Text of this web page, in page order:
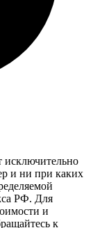
исключительно
и ни при каких
РФ. Для
и
к